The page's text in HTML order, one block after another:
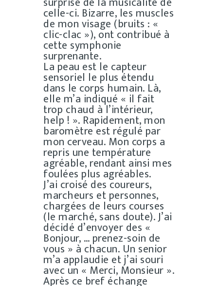
celle-ci. Bizarre, les muscles
de mon visage (bruits : «
clic-clac »), ont contribué à
cette symphonie
surprenante.
La peau est le capteur
sensoriel le plus étendu
dans le corps humain. Là,
elle m’a indiqué « il fait
trop chaud à l’intérieur,
help ! ». Rapidement, mon
baromètre est régulé par
mon cerveau. Mon corps a
repris une température
agréable, rendant ainsi mes
foulées plus agréables.
J’ai croisé des coureurs,
marcheurs et personnes,
chargées de leurs courses
(le marché, sans doute). J’ai
décidé d’envoyer des «
Bonjour, … prenez-soin de
vous » à chacun. Un senior
m’a applaudie et j’ai souri
avec un « Merci, Monsieur ».
Après ce bref échange